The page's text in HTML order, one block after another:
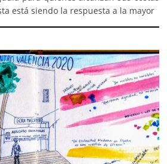
está siendo la respuesta a la mayor